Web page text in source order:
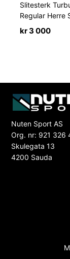
Slitesterk
Regular Herre
kr3 000
Nuten Sport AS
Org. nr: 921 326
Skulegata 13
4200 Sauda